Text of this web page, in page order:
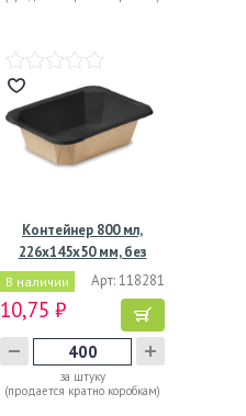
Контейнер 800 мл,
226х145х50 мм, без
окна,…
В наличии Арт: 118281
10,75 ₽
за штуку
(продается кратно коробкам)